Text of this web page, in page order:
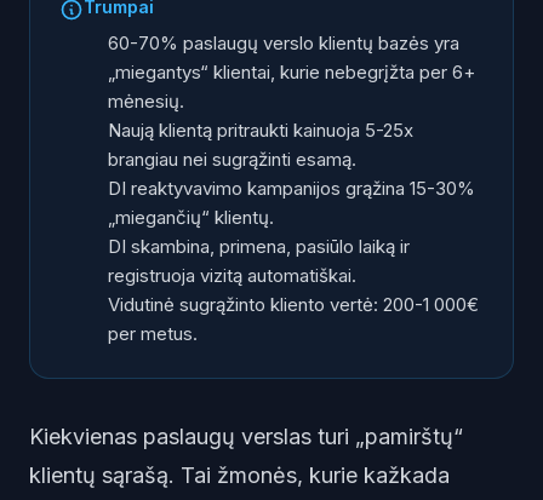
Kaip tai veikia praktikoje: odontologijos klinikos
pavyzdys
Penki DI reaktyvavimo kanalai
Ką rašyti/sakyti: 3 veikiančios pranešimų formulės
Kaip pradėti: 4 žingsniai
Dažniausios klaidos reaktyvuojant klientus
Trumpai
60-70% paslaugų verslo klientų bazės yra
„miegantys“ klientai, kurie nebegrįžta per 6+
mėnesių.
Naują klientą pritraukti kainuoja 5-25x
brangiau nei sugrąžinti esamą.
DI reaktyvavimo kampanijos grąžina 15-30%
„miegančių“ klientų.
DI skambina, primena, pasiūlo laiką ir
registruoja vizitą automatiškai.
Vidutinė sugrąžinto kliento vertė: 200-1 000€
per metus.
Kiekvienas paslaugų verslas turi „pamirštų“
klientų sąrašą. Tai žmonės, kurie kažkada